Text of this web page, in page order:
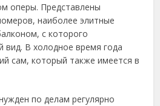
оперы. Представлены
наиболее элитные
с которого
вид. В холодное время года
сам, который также имеется в
по делам регулярно